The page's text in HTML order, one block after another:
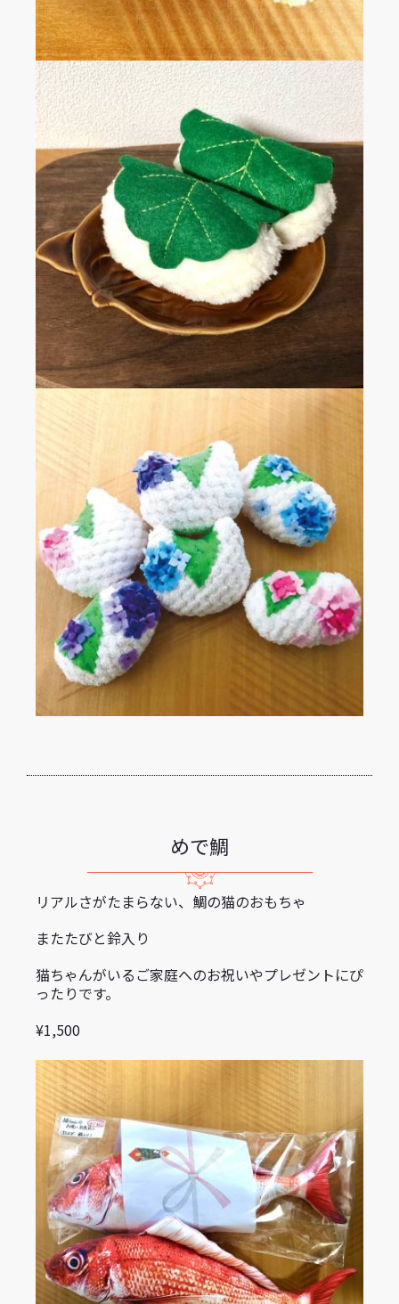
めで鯛
リアルさがたまらない、鯛の猫のおもちゃ
またたびと鈴入り
猫ちゃんがいるご家庭へのお祝いやプレゼントにぴ
ったりです。
¥1,500